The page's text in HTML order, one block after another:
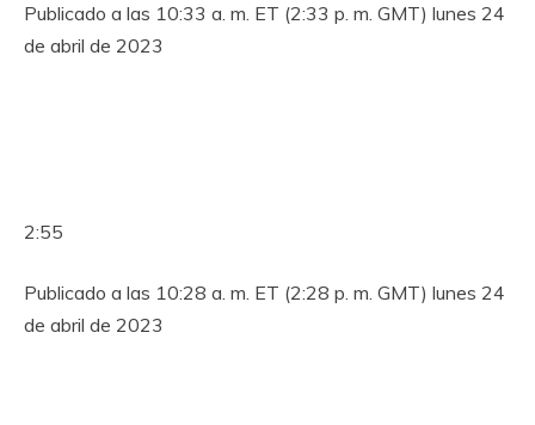
Publicado a las 10:33 a. m. ET (2:33 p. m. GMT) lunes 24
de abril de 2023
2:55
Publicado a las 10:28 a. m. ET (2:28 p. m. GMT) lunes 24
de abril de 2023